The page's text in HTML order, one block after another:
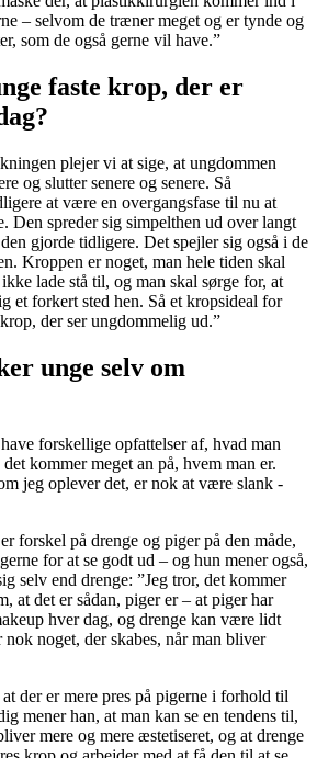
– selvom de træner meget og er tynde og
som de også gerne vil have.”
faste krop, der er
plejer vi at sige, at ungdommen
og slutter senere og senere. Så
at være en overgangsfase til nu at
Den spreder sig simpelthen ud over langt
gjorde tidligere. Det spejler sig også i de
Kroppen er noget, man hele tiden skal
lade stå til, og man skal sørge for, at
et forkert sted hen. Så et kropsideal for
der ser ungdommelig ud.”
unge selv om
forskellige opfattelser af, hvad man
kommer meget an på, hvem man er.
jeg oplever det, er nok at være slank -
forskel på drenge og piger på den måde,
for at se godt ud – og hun mener også,
selv end drenge: ”Jeg tror, det kommer
at det er sådan, piger er – at piger har
hver dag, og drenge kan være lidt
noget, der skabes, når man bliver
der er mere pres på pigerne i forhold til
mener han, at man kan se en tendens til,
mere og mere æstetiseret, og at drenge